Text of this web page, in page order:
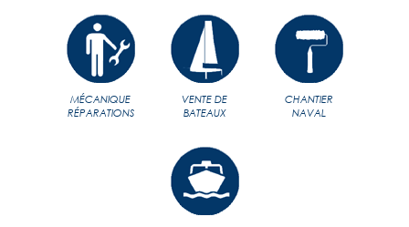
MÉCANIQUE
RÉPARATIONS
VENTE DE
BATEAUX
CHANTIER
NAVAL